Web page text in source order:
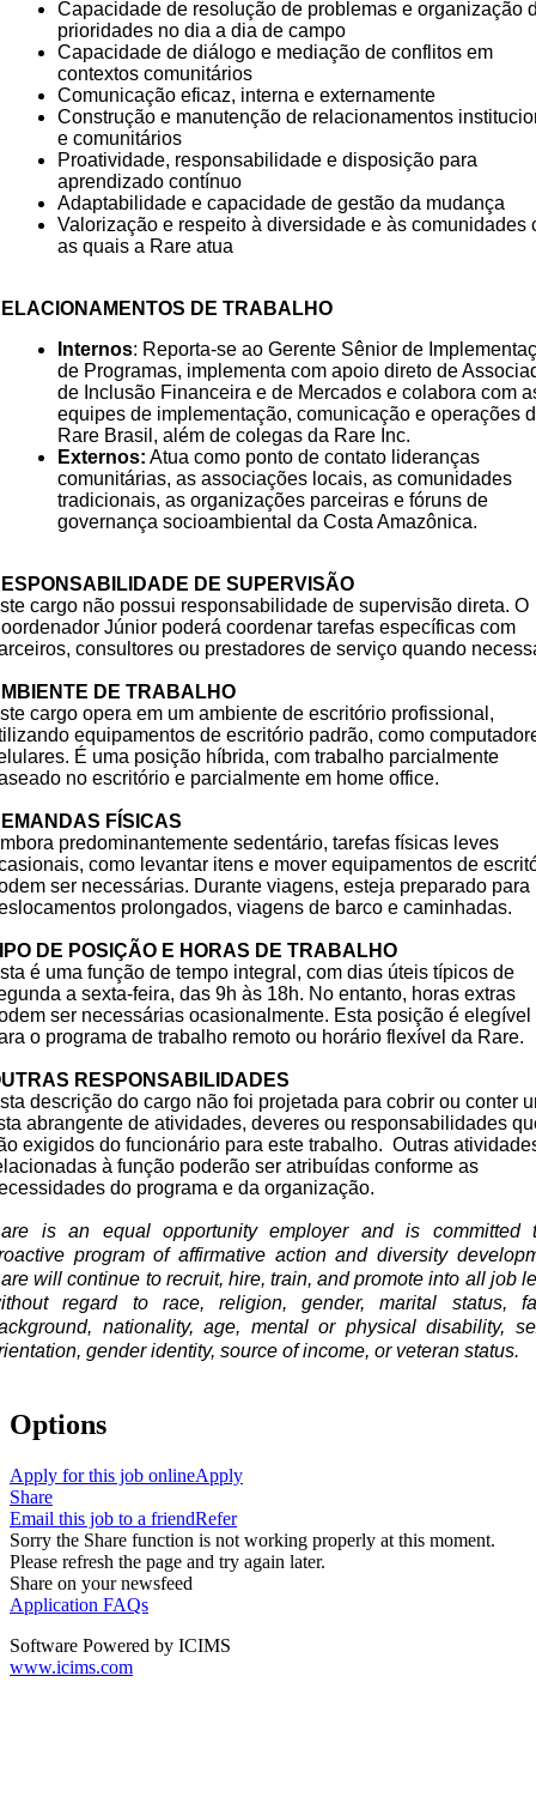
Capacidade de resolução de problemas e organização
prioridades no dia a dia de campo
Capacidade de diálogo e mediação de conflitos em
contextos comunitários
Comunicação eficaz, interna e externamente
Construção e manutenção de relacionamentos
e comunitários
Proatividade, responsabilidade e disposição para
aprendizado contínuo
Adaptabilidade e capacidade de gestão da mudança
Valorização e respeito à diversidade e às comunidades
as quais a Rare atua
DE TRABALHO
Internos: Reporta-se ao Gerente Sênior de
de Programas, implementa com apoio direto de
de Inclusão Financeira e de Mercados e colabora com
equipes de implementação, comunicação e operações
Rare Brasil, além de colegas da Rare Inc.
Externos: Atua como ponto de contato lideranças
comunitárias, as associações locais, as comunidades
tradicionais, as organizações parceiras e fóruns de
governança socioambiental da Costa Amazônica.
DE SUPERVISÃO
cargo não possui responsabilidade de supervisão direta. O
Júnior poderá coordenar tarefas específicas com
consultores ou prestadores de serviço quando
DE TRABALHO
cargo opera em um ambiente de escritório profissional,
equipamentos de escritório padrão, como
É uma posição híbrida, com trabalho parcialmente
no escritório e parcialmente em home office.
FÍSICAS
predominantemente sedentário, tarefas físicas leves
como levantar itens e mover equipamentos de
ser necessárias. Durante viagens, esteja preparado para
prolongados, viagens de barco e caminhadas.
DE POSIÇÃO E HORAS DE TRABALHO
é uma função de tempo integral, com dias úteis típicos de
a sexta-feira, das 9h às 18h. No entanto, horas extras
ser necessárias ocasionalmente. Esta posição é elegível
o programa de trabalho remoto ou horário flexível da Rare.
RESPONSABILIDADES
descrição do cargo não foi projetada para cobrir ou conter
abrangente de atividades, deveres ou responsabilidades
exigidos do funcionário para este trabalho. Outras
à função poderão ser atribuídas conforme as
do programa e da organização.
is an equal opportunity employer and is committed
program of affirmative action and diversity
will continue to recruit, hire, train, and promote into all job
regard to race, religion, gender, marital status,
nationality, age, mental or physical disability,
gender identity, source of income, or veteran status.
Options
Apply for this job onlineApply
Share
Email this job to a friendRefer
Sorry the Share function is not working properly at this moment.
Please refresh the page and try again later.
Share on your newsfeed
Application FAQs
Software Powered by ICIMS
www.icims.com